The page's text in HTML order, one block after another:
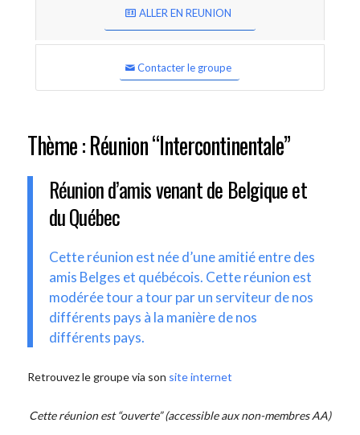
ALLER EN REUNION
Contacter le groupe
Thème : Réunion “Intercontinentale”
Réunion d’amis venant de Belgique et
du Québec
Cette réunion est née d’une amitié entre des
amis Belges et québécois. Cette réunion est
modérée tour a tour par un serviteur de nos
différents pays à la manière de nos
différents pays.
Retrouvez le groupe via son site internet
Cette réunion est “ouverte” (accessible aux non-membres AA)